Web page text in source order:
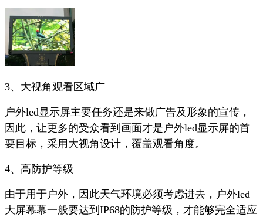
3、大视角观看区域广
户外led显示屏主要任务还是来做广告及形象的宣传，
因此，让更多的受众看到画面才是户外led显示屏的首
要目标，采用大视角设计，覆盖观看角度。
4、高防护等级
由于用于户外，因此天气环境必须考虑进去，户外led
大屏幕幕一般要达到IP68的防护等级，才能够完全适应